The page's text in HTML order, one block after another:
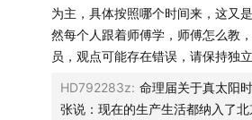
为主，具体按照哪个时间来，这又
然每个人跟着师傅学，师傅怎么教
员，观点可能存在错误，请保持独立
HD792283z: 命理届关于真太阳
张说：现在的生产生活都纳入了